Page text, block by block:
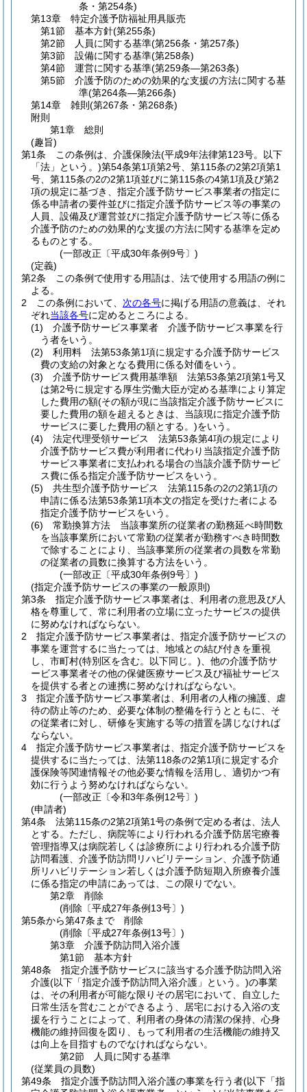
条・第254条)
第13章
特定介護予防福祉用具販売
第1節
基本方針(第255条)
第2節
人員に関する基準(第256条・第257条)
第3節
設備に関する基準(第258条)
第4節
運営に関する基準(第259条―第263条)
第5節
介護予防のための効果的な支援の方法に関する基
準(第264条―第266条)
第14章
雑則 (第267条・第268条)
附則
第1章
総則
(趣旨)
第1条
この条例は、介護保険法(平成9年法律第123号。以下
「法」という。)第54条第1項第2号、第115条の2第2項第1
号、第115条の2の2第1項並びに第115条の4第1項及び第2
項の規定に基づき、指定介護予防サービス事業者の指定に
係る申請者の要件並びに指定介護予防サービス等の事業の
人員、設備及び運営並びに指定介護予防サービス等に係る
介護予防のための効果的な支援の方法に関する基準を定め
るものとする。
(一部改正〔平成30年条例9号〕)
(定義)
第2条
この条例で使用する用語は、法で使用する用語の例に
よる。
2
この条例において、 次の各号に掲げる用語の意義は、それ
ぞれ当該各号に定めるところによる。
(1)
介護予防サービス事業者 介護予防サービス事業を行
う者をいう。
(2)
利用料 法第53条第1項に規定する介護予防サービス
費の支給の対象となる費用に係る対価をいう。
(3)
介護予防サービス費用基準額 法第53条第2項第1号又
は第2号に規定する厚生労働大臣が定める基準により算定
した費用の額(その額が現に当該指定介護予防サービスに
要した費用の額を超えるときは、当該現に指定介護予防
サービスに要した費用の額とする。)をいう。
(4)
法定代理受領サービス 法第53条第4項の規定により
介護予防サービス費が利用者に代わり当該指定介護予防
サービス事業者に支払われる場合の当該介護予防サービ
ス費に係る指定介護予防サービスをいう。
(5)
共生型介護予防サービス 法第115条の2の2第1項の
申請に係る法第53条第1項本文の指定を受けた者による
指定介護予防サービスをいう。
(6)
常勤換算方法 当該事業所の従業者の勤務延べ時間数
を当該事業所において常勤の従業者が勤務すべき時間数
で除することにより、当該事業所の従業者の員数を常勤
の従業者の員数に換算する方法をいう。
(一部改正〔平成30年条例9号〕)
(指定介護予防サービスの事業の一般原則)
第3条
指定介護予防サービス事業者は、利用者の意思及び人
格を尊重して、常に利用者の立場に立ったサービスの提供
に努めなければならない。
2
指定介護予防サービス事業者は、指定介護予防サービスの
事業を運営するに当たっては、地域との結び付きを重視
し、市町村(特別区を含む。以下同じ。) 、他の介護予防サ
ービス事業者その他の保健医療サービス及び福祉サービス
を提供する者との連携に努めなければならない。
3
指定介護予防サービス事業者は、利用者の人権の擁護、虐
待の防止等のため、必要な体制の整備を行うとともに、そ
の従業者に対し、研修を実施する等の措置を講じなければ
ならない。
4
指定介護予防サービス事業者は、指定介護予防サービスを
提供するに当たっては、法第118条の2第1項に規定する介
護保険等関連情報その他必要な情報を活用し、適切かつ有
効に行うよう努めなければならない。
(一部改正〔令和3年条例12号〕)
(申請者)
第4条
法第115条の2第2項第1号の条例で定める者は、法人
とする。 ただし、病院等により行われる介護予防居宅療養
管理指導又は病院若しくは診療所により行われる介護予防
訪問看護、介護予防訪問リハビリテーション、介護予防通
所リハビリテーション若しくは介護予防短期入所療養介護
に係る指定の申請にあっては、この限りでない。
第2章
削除
(削除〔平成27年条例13号〕)
第5条から第47条まで
削除
(削除〔平成27年条例13号〕)
第3章
介護予防訪問入浴介護
第1節
基本方針
第48条
指定介護予防サービスに該当する介護予防訪問入浴
介護(以下「指定介護予防訪問入浴介護」という。)の事業
は、その利用者が可能な限りその居宅において、自立した
日常生活を営むことができるよう、居宅における入浴の支
援を行うことによって、利用者の身体の清潔の保持、心身
機能の維持回復を図り、もって利用者の生活機能の維持又
は向上を目指すものでなければならない。
第2節
人員に関する基準
(従業員の員数)
第49条
指定介護予防訪問入浴介護の事業を行う者(以下「指